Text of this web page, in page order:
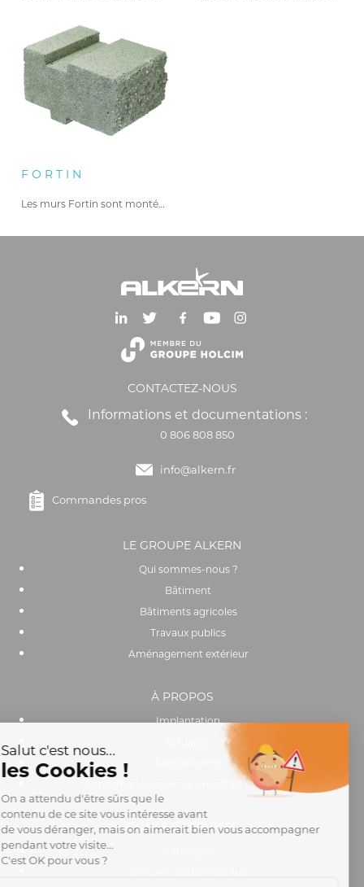
FORTIN
Les murs Fortin sont montés…
CONTACTEZ-NOUS
Informations et documentations :
0 806 808 850
info@alkern.fr
Commandes pros
LE GROUPE ALKERN
Qui sommes-nous ?
Bâtiment
Bâtiments agricoles
Travaux publics
Aménagement extérieur
À PROPOS
Implantation
Performance environnementale et sociale
OUTILS & SERVICES